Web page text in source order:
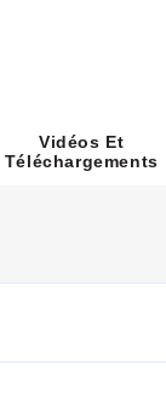
Vidéos Et
Téléchargements